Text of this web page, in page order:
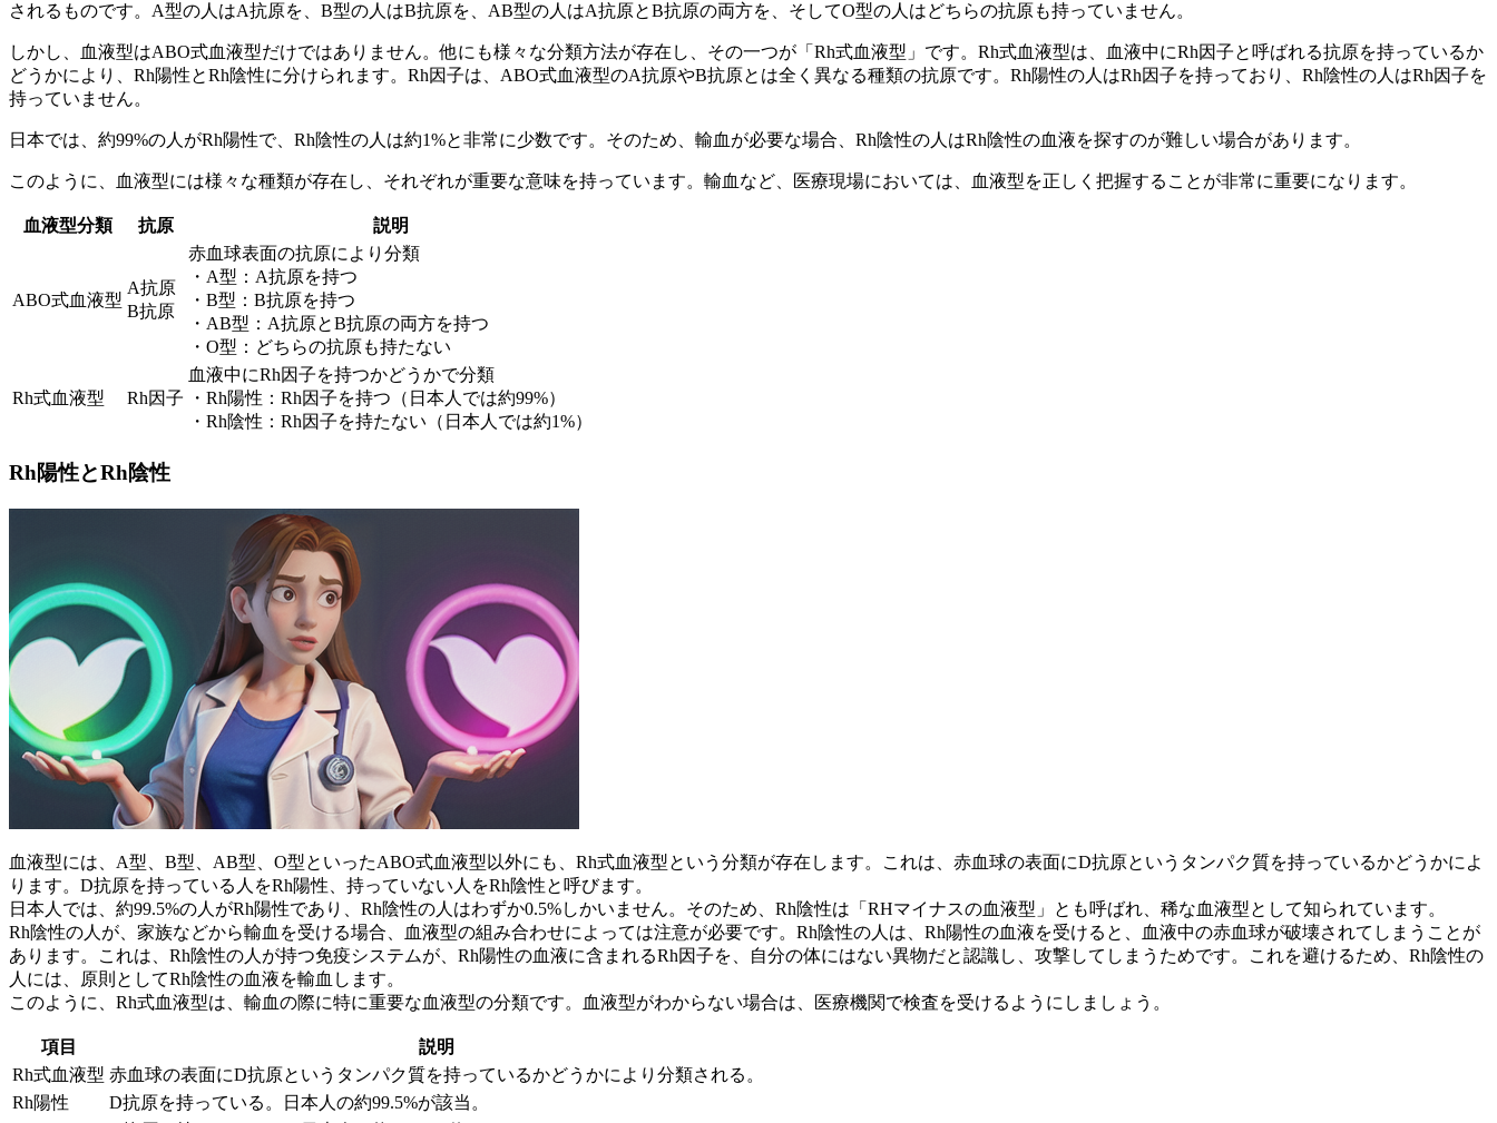
されるものです。A型の人はA抗原を、B型の人はB抗原を、AB型の人はA抗原とB抗原の両方を、そしてO型の人はどちらの抗原も持っていません。
しかし、血液型はABO式血液型だけではありません。他にも様々な分類方法が存在し、その一つが「Rh式血液型」です。Rh式血液型は、血液中にRh因子と呼ばれる抗原を持っているか
どうかにより、Rh陽性とRh陰性に分けられます。 Rh因子は、ABO式血液型のA抗原やB抗原とは全く異なる種類の抗原です。Rh陽性の人はRh因子を持っており、Rh陰性の人はRh因子を
持っていません。
日本では、 約99%の人がRh陽性で、Rh陰性の人は約1%と非常に少数です。そのため、輸血が必要な場合、Rh陰性の人はRh陰性の血液を探すのが難しい場合があります。
このように、血液型には様々な種類が存在し、それぞれが重要な意味を持っています。輸血など、医療現場においては、血液型を正しく把握することが非常に重要になります。
血液型分類 抗原 説明
ABO式血液型
A抗原
B抗原
赤血球表面の抗原により分類
・A型：A抗原を持つ
・B型：B抗原を持つ
・AB型：A抗原とB抗原の両方を持つ
・O型：どちらの抗原も持たない
Rh式血液型 Rh因子
血液中にRh因子を持つかどうかで分類
・Rh陽性：Rh因子を持つ（日本人では約99%）
・Rh陰性：Rh因子を持たない（日本人では約1%）
Rh陽性とRh陰性
血液型には、A型、B型、AB型、O型といったABO式血液型以外にも、Rh式血液型という分類が存在します。これは、赤血球の表面にD抗原というタンパク質を持っているかどうかによ
ります。 D抗原を持っている人をRh陽性、持っていない人をRh陰性と呼びます。
日本人では、約99.5%の人がRh陽性であり、Rh陰性の人はわずか0.5%しかいません。そのため、Rh陰性は「RHマイナスの血液型」とも呼ばれ、稀な血液型として知られています。
Rh陰性の人が、家族などから輸血を受ける場合、血液型の組み合わせによっては注意が必要です。 Rh陰性の人は、Rh陽性の血液を受けると、血液中の赤血球が破壊されてしまう ことが
あります。これは、Rh陰性の人が持つ免疫システムが、Rh陽性の血液に含まれるRh因子を、自分の体にはない異物だと認識し、攻撃してしまうためです。これを避けるため、Rh陰性の
人には、原則としてRh陰性の血液を輸血します。
このように、Rh式血液型は、輸血の際に特に重要な血液型の分類です。血液型がわからない場合は、医療機関で検査を受けるようにしましょう。
項目
説明
Rh式血液型 赤血球の表面にD抗原というタンパク質を持っているかどうかにより分類される。
Rh陽性
D抗原を持っている。日本人の約99.5%が該当。